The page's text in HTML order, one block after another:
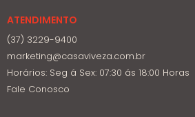
ATENDIMENTO
(37) 3229-9400
marketing@casaviveza.com.br
Horários: Seg á Sex: 07:30 ás 18:00 Horas
Fale Conosco